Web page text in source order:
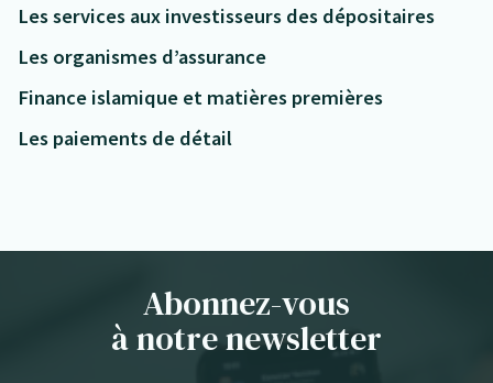
Les services aux investisseurs des dépositaires
Les organismes d’assurance
Finance islamique et matières premières
Les paiements de détail
Abonnez-vous
à notre newsletter